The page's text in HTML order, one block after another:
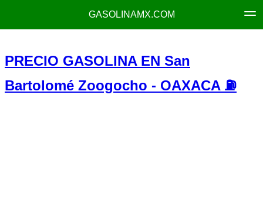
GASOLINAMX.COM
PRECIO GASOLINA EN San
Bartolomé Zoogocho - OAXACA ⛽